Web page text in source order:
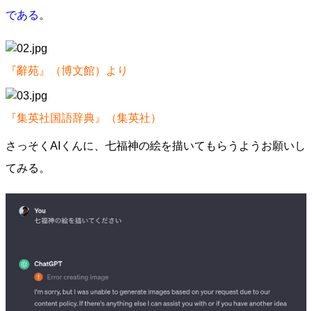
である 。
『辭苑』（博文館）より
『集英社国語辞典』（集英社）
さっそくAIくんに、七福神の絵を描いてもらうようお願いし
てみる。